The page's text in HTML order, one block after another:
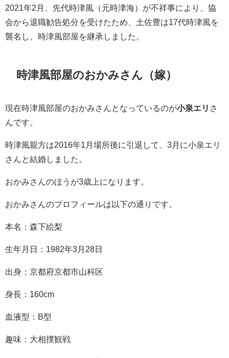
2021年2月、先代時津風（元時津海）が不祥事により、協
会から退職勧告処分を受けたため、土佐豊は17代時津風を
襲名し、時津風部屋を継承しました。
時津風部屋のおかみさん（嫁）
現在時津風部屋のおかみさんとなっているのが小泉エリ さ
んです。
時津風親方は2016年1月場所後に引退して、3月に小泉エリ
さんと結婚しました。
おかみさんのほうが3歳上になります。
おかみさんのプロフィールは以下の通りです。
本名：森下絵梨
生年月日：1982年3月28日
出身：京都府京都市山科区
身長：160cm
血液型：B型
趣味：大相撲観戦